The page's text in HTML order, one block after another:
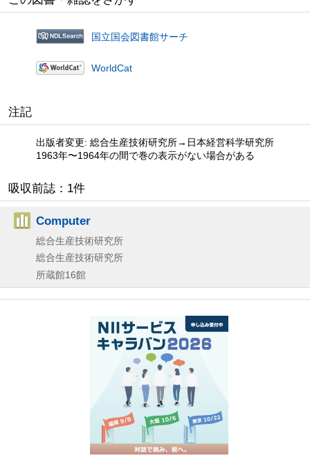
国立国会図書館サーチ
WorldCat
注記
出版者変更: 総合生産技術研究所→日本経営科学研究所
1963年〜1964年の間で巻の表示がない場合がある
吸収前誌：1件
Computer
総合生産技術研究所
総合生産技術研究所
所蔵館16館